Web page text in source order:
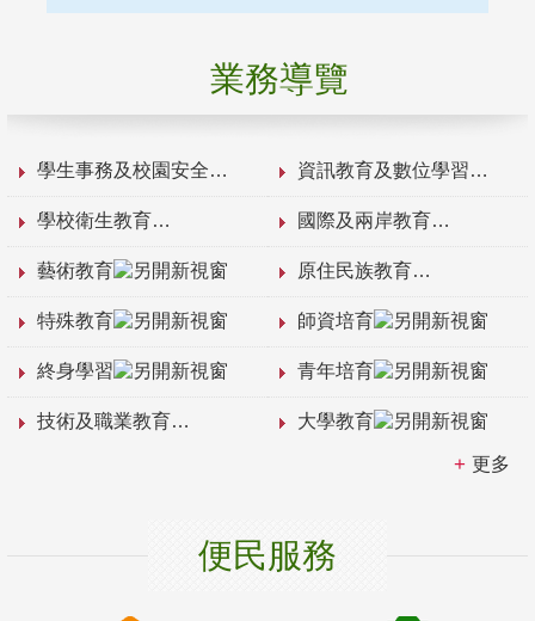
業務導覽
學生事務及校園安全 資訊教育及數位學習
學校衛生教育 國際及兩岸教育
藝術教育 原住民族教育
特殊教育 師資培育
終身學習 青年培育
技術及職業教育 大學教育
更多
便民服務